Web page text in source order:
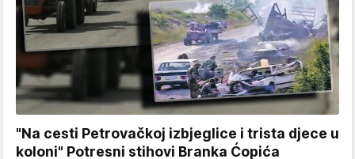
"Na cesti Petrovačkoj izbjeglice i trista djece u
koloni" Potresni stihovi Branka Ćopića